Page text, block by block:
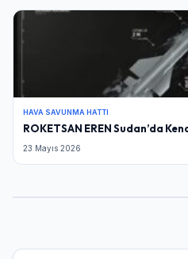
HAVA SAVUNMA HATTI
ROKETSAN EREN Sudan’da
23 Mayıs 2026